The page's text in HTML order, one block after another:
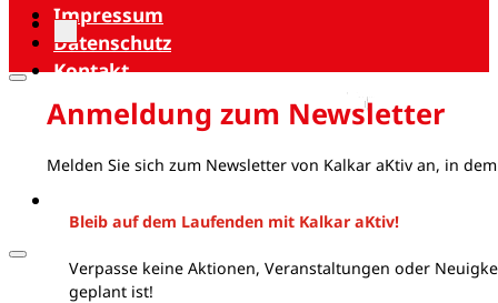
Impressum
Datenschutz
Kontakt
Anmeldung zum Newsletter
Melden Sie sich zum Newsletter von Kalkar aKtiv an, in
Bleib auf dem Laufenden mit Kalkar aKtiv!
Verpasse keine Aktionen, Veranstaltungen oder
geplant ist!